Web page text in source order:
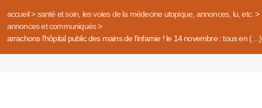
accueil> santé et soin, les voies de la médecine utopique, annonces, lu, etc.>
annonces et communiqués>
arrachons l’hôpital public des mains de l’infamie ! le 14 novembre : tous en (…)